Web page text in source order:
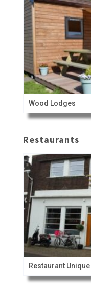
Wood Lodges
Restaurants
Restaurant Unique